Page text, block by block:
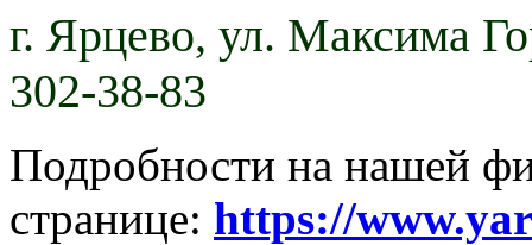
г. Ярцево, ул. Максима
302-38-83
Подробности на нашей
странице: https://